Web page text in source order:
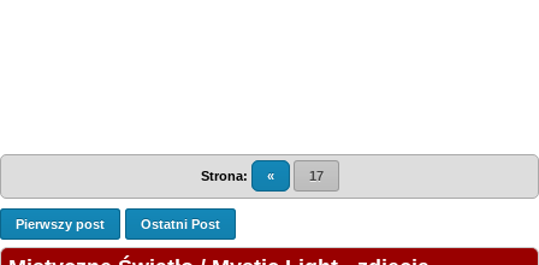
Strona: « 17
Pierwszy post Ostatni Post